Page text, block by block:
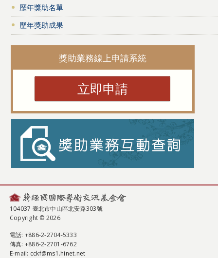
歷年獎助名單
歷年獎助成果
獎助業務線上申請系統
立即申請
104037 臺北市中山區北安路303號
Copyright © 2026
電話: +886-2-2704-5333
傳真: +886-2-2701-6762
E-mail: cckf@ms1.hinet.net